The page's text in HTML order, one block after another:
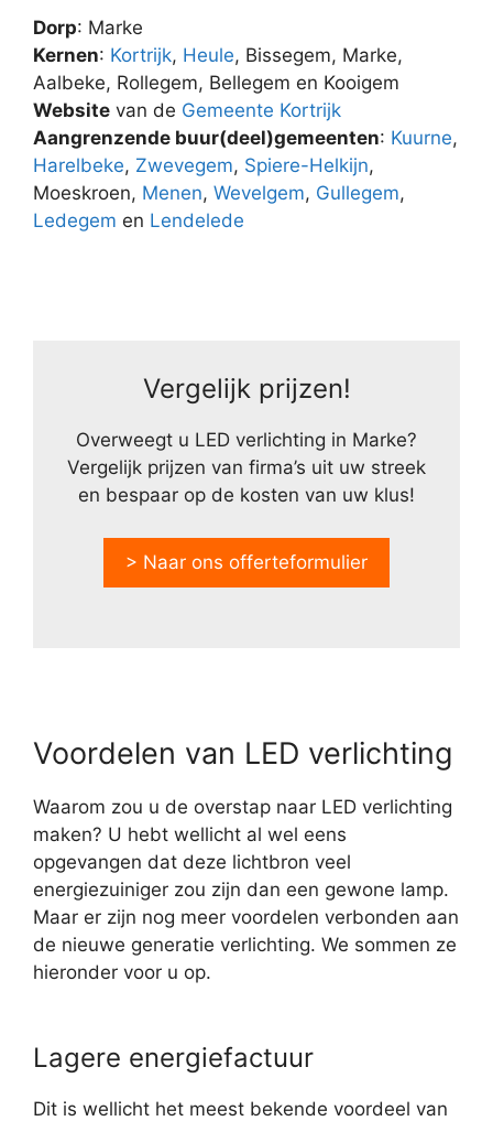
Dorp: Marke
Kernen: Kortrijk, Heule, Bissegem, Marke,
Aalbeke, Rollegem, Bellegem en Kooigem
Website van de Gemeente Kortrijk
Aangrenzende buur(deel)gemeenten: Kuurne,
Harelbeke, Zwevegem, Spiere-Helkijn,
Moeskroen, Menen, Wevelgem, Gullegem,
Ledegem en Lendelede
Vergelijk prijzen!
Overweegt u LED verlichting in Marke?
Vergelijk prijzen van firma’s uit uw streek
en bespaar op de kosten van uw klus!
> Naar ons offerteformulier
Voordelen van LED verlichting
Waarom zou u de overstap naar LED verlichting
maken? U hebt wellicht al wel eens
opgevangen dat deze lichtbron veel
energiezuiniger zou zijn dan een gewone lamp.
Maar er zijn nog meer voordelen verbonden aan
de nieuwe generatie verlichting. We sommen ze
hieronder voor u op.
Lagere energiefactuur
Dit is wellicht het meest bekende voordeel van